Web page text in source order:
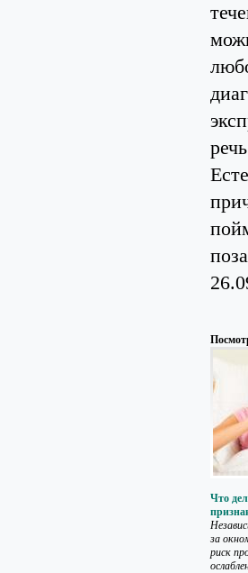
Что
за
риск